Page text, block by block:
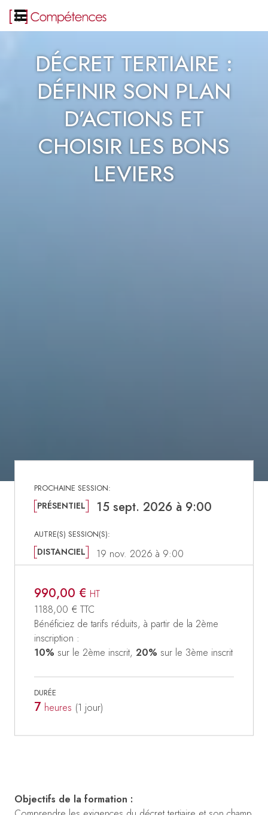
DÉCRET TERTIAIRE :
DÉFINIR SON PLAN
D’ACTIONS ET
CHOISIR LES BONS
LEVIERS
PRÉSENTIEL 15 sept. 2026 à 9:00
DISTANCIEL 19 nov. 2026 à 9:00
990,00 € HT
1188,00 € TTC
Bénéficiez de tarifs réduits, à partir de la 2ème
inscription :
10% sur le 2ème inscrit, 20% sur le 3ème inscrit
DURÉE
7 heures (1 jour)
Objectifs de la formation :